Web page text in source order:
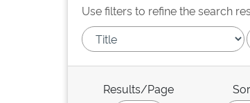
Use filters to refine the search
Results/Page